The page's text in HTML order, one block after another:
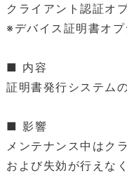
クライアント認証オ
※デバイス証明書オプ
■ 内容
証明書発行システム
■ 影響
メンテナンス中はク
および失効が行えな